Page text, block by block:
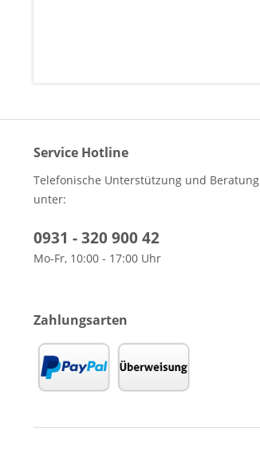
Service Hotline
Telefonische Unterstützung und Beratung
unter:
0931 - 320 900 42
Mo-Fr, 10:00 - 17:00 Uhr
Zahlungsarten